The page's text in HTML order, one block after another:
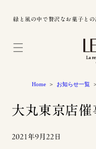
緑と風の中で贅沢なお菓子と
Home お知らせ一覧
大丸東京店催
2021年9月22日